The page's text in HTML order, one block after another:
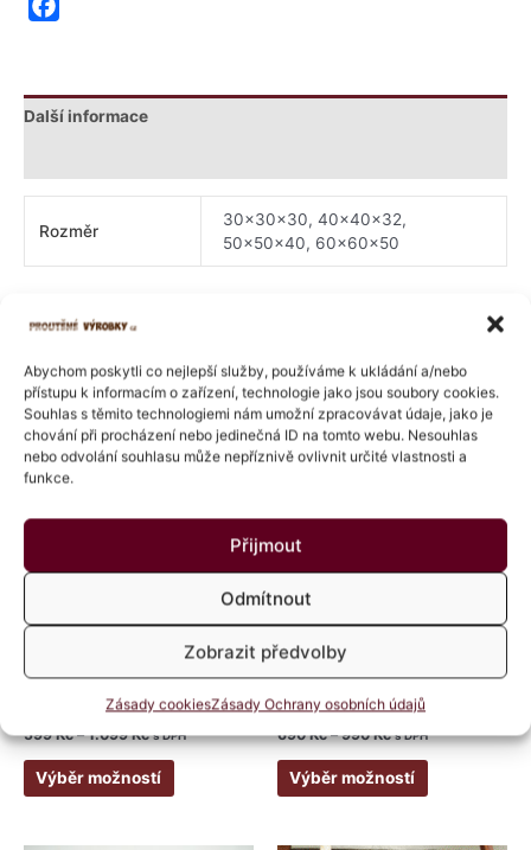
Abychom poskytli co nejlepší služby, používáme k ukládání a/nebo
přístupu k informacím o zařízení, technologie jako jsou soubory cookies.
Souhlas s těmito technologiemi nám umožní zpracovávat údaje, jako je
chování při procházení nebo jedinečná ID na tomto webu. Nesouhlas
nebo odvolání souhlasu může nepříznivě ovlivnit určité vlastnosti a
funkce.
Přijmout
Odmítnout
Zobrazit předvolby
Zásady cookiesZásady Ochrany osobních údajů
Další informace
Rozměr
30x30x30, 40x40x32,
50x50x40, 60x60x50
Související produkty
0
z
599Kč – 1.099Kč
Rozpětí
cen:
599 Kč
s DPH
Výběr možností
Tento
produkt
variant.
Možnosti
lze
vybrat
na
stránce
produktu
Hospodářské
5.00
z 5
690Kč – 990Kč
Rozpětí
cen:
690 Kč
s DPH
Výběr možností
Tento
produkt
variant.
lze
na
produktu